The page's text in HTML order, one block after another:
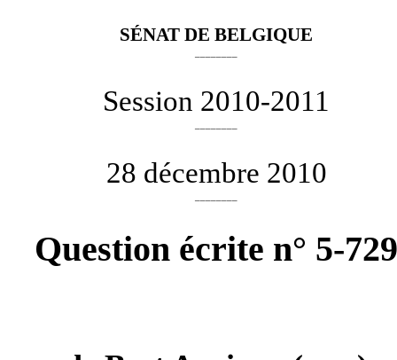
SÉNAT DE BELGIQUE
Session 2010-2011
28 décembre 2010
Question écrite n° 5-